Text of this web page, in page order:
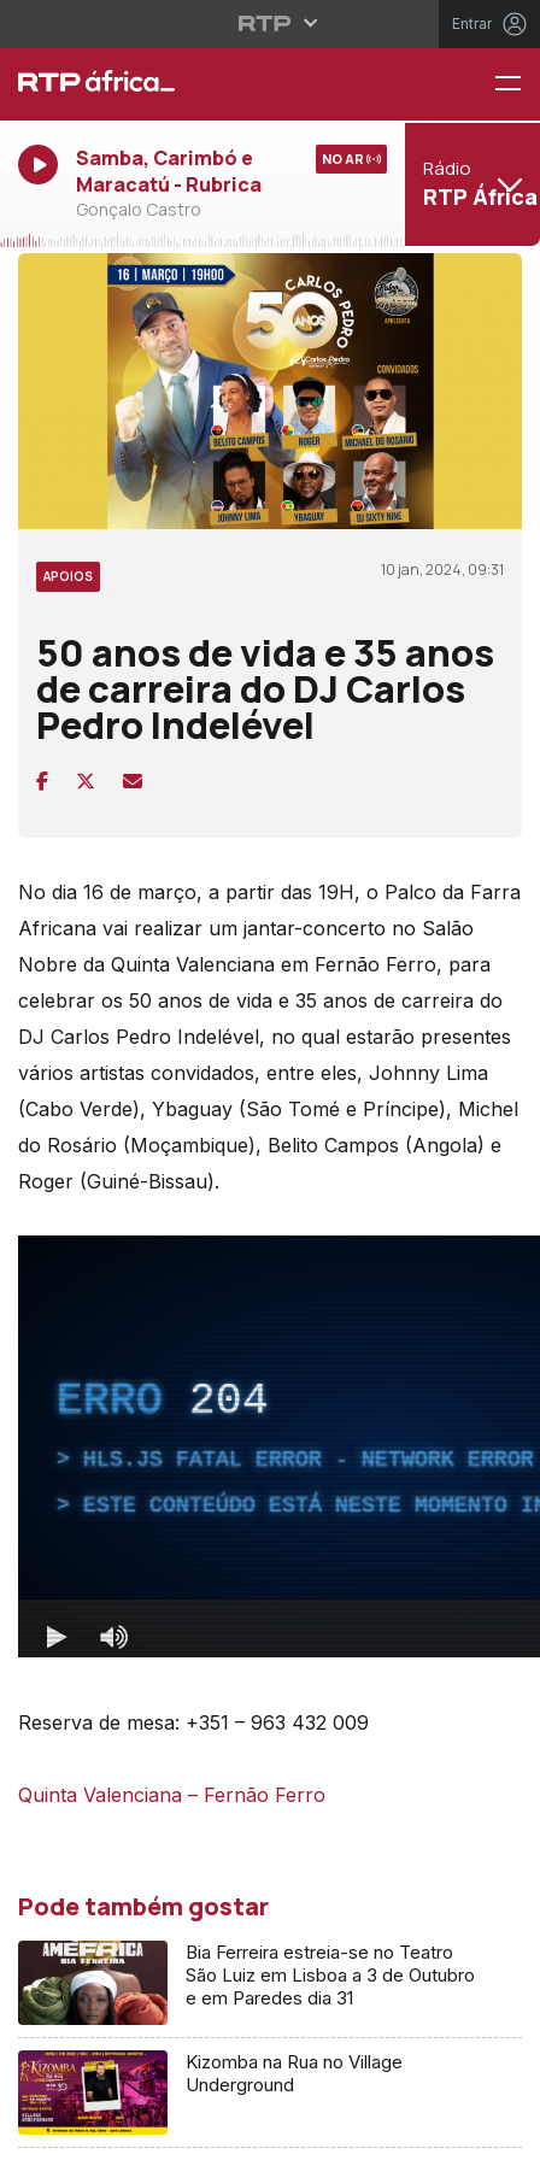
Entrar
Samba, Carimbó e
Maracatú - Rubrica
Gonçalo Castro
NO AR Rádio
RTP África
APOIOS 10 jan, 2024, 09:31
50 anos de vida e 35 anos
de carreira do DJ Carlos
Pedro Indelével
No dia 16 de março, a partir das 19H, o Palco da Farra
Africana vai realizar um jantar-concerto no Salão
Nobre da Quinta Valenciana em Fernão Ferro, para
celebrar os 50 anos de vida e 35 anos de carreira do
DJ Carlos Pedro Indelével, no qual estarão presentes
vários artistas convidados, entre eles, Johnny Lima
(Cabo Verde), Ybaguay (São Tomé e Príncipe), Michel
do Rosário (Moçambique), Belito Campos (Angola) e
Roger (Guiné-Bissau).
Reserva de mesa: +351 – 963 432 009
Quinta Valenciana – Fernão Ferro
Pode também gostar
Bia Ferreira estreia-se no Teatro
São Luiz em Lisboa a 3 de Outubro
e em Paredes dia 31
Kizomba na Rua no Village
Underground